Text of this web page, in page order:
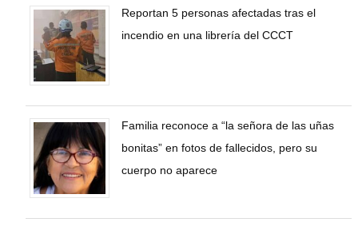
Reportan 5 personas afectadas tras el
incendio en una librería del CCCT
Familia reconoce a “la señora de las uñas
bonitas” en fotos de fallecidos, pero su
cuerpo no aparece